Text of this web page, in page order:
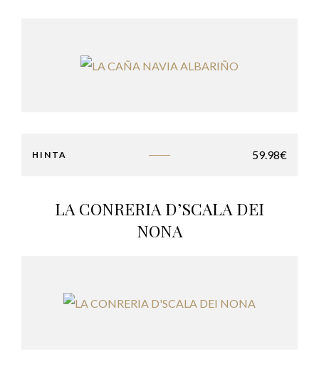
HINTA 59.98€
LA CONRERIA D’SCALA DEI
NONA